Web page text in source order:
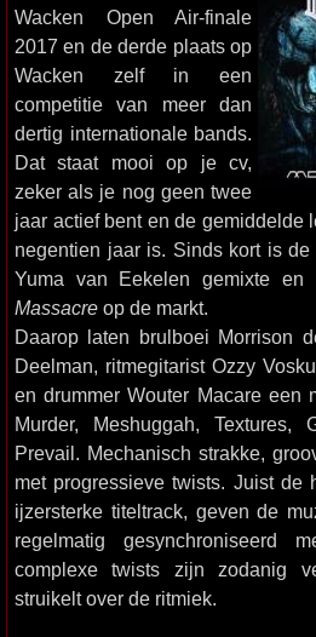
Wacken Open Air-finale
2017 en de derde plaats op
Wacken zelf in een
competitie van meer dan
dertig internationale bands.
Dat staat mooi op je cv,
zeker als je nog geen twee
jaar actief bent en de gemiddelde
negentien jaar is. Sinds kort is
Yuma van Eekelen gemixte en
Massacre op de markt.
Daarop laten brulboei Morrison
Deelman, ritmegitarist Ozzy
en drummer Wouter Macare een
Murder, Meshuggah,
Prevail. Mechanisch strakke,
met progressieve twists. Juist de
ijzersterke titeltrack, geven de
regelmatig gesynchroniseerd
complexe twists zijn zodanig
struikelt over de ritmiek.